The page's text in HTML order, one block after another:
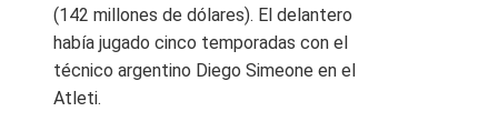
(142 millones de dólares). El delantero
había jugado cinco temporadas con el
técnico argentino Diego Simeone en el
Atleti.